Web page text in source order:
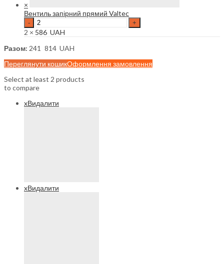
×
Вентиль запірний прямий Valtec
Вентиль
запірний
Valtec
2 × 586 UAH
Разом: 241 814 UAH
Переглянути кошикОформлення замовлення
Select at least 2 products
to compare
xВидалити
xВидалити